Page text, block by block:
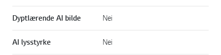
Dyptlærende AI bilde Nei
AI lysstyrke Nei